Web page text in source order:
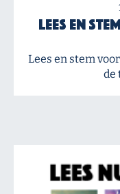
Lees en
Lees en stem
de